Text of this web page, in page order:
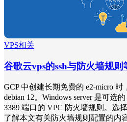
VPS相关
谷歌云vps的ssh与防火墙规则
GCP 中创建长期免费的 e2-micro
debian 12。Windows server 是可选
3389 端口的 VPC 防火墙规则。选
了解本文有关防火墙规则配置的内